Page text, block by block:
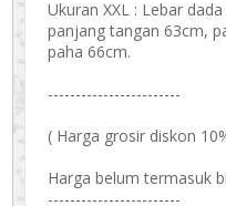
Ukuran XXL : Lebar
panjang tangan 63cm,
paha 66cm.
------------------------
( Harga grosir diskon
Harga belum termasuk
------------------------